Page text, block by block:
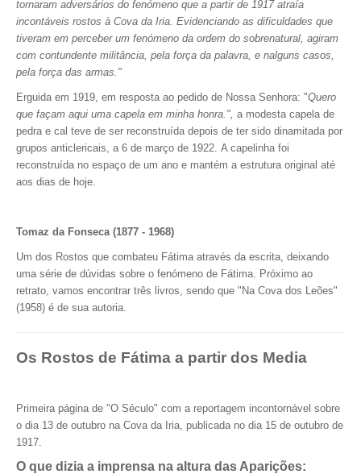
tornaram adversários do fenómeno que a partir de 1917 atraía
incontáveis rostos à Cova da Iria. Evidenciando as dificuldades que
tiveram em perceber um fenómeno da ordem do sobrenatural, agiram
com contundente militância, pela força da palavra, e nalguns casos,
pela força das armas."
Erguida em 1919, em resposta ao pedido de Nossa Senhora: "Quero
que façam aqui uma capela em minha honra.", a modesta capela de
pedra e cal teve de ser reconstruída depois de ter sido dinamitada por
grupos anticlericais, a 6 de março de 1922. A capelinha foi
reconstruída no espaço de um ano e mantém a estrutura original até
aos dias de hoje.
Tomaz da Fonseca (1877 - 1968)
Um dos Rostos que combateu Fátima através da escrita, deixando
uma série de dúvidas sobre o fenómeno de Fátima. Próximo ao
retrato, vamos encontrar três livros, sendo que "Na Cova dos Leões"
(1958) é de sua autoria.
Os Rostos de Fátima a partir dos Media
Primeira página de "O Século" com a reportagem incontornável sobre
o dia 13 de outubro na Cova da Iria, publicada no dia 15 de outubro de
1917.
O que dizia a imprensa na altura das Aparições: